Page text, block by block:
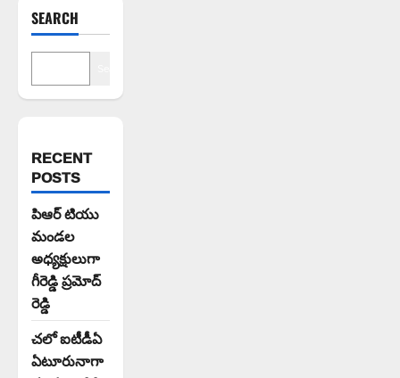
SEARCH
RECENT
POSTS
పిఆర్ టియు
మండల
అధ్యక్షులుగా
గీరెడ్డి ప్రమోద్
రెడ్డి
చలో ఐటీడీఏ
ఏటూరునాగా